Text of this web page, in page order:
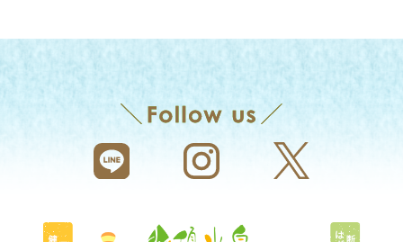
エリカ健康道場